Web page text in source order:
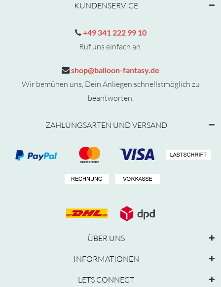
KUNDENSERVICE
+49 341 222 99 10
Ruf uns einfach an.
shop@balloon-fantasy.de
Wir bemühen uns, Dein Anliegen schnellstmöglich zu
beantworten.
ZAHLUNGSARTEN UND VERSAND
ÜBER UNS
INFORMATIONEN
LETS CONNECT